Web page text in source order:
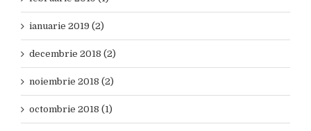
ianuarie 2019 (2)
decembrie 2018 (2)
noiembrie 2018 (2)
octombrie 2018 (1)